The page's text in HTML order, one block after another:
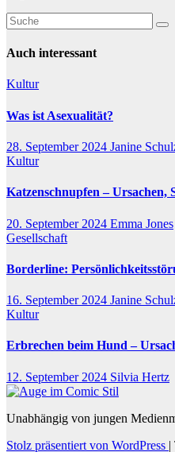
Auch interessant
Kultur
Was ist Asexualität?
28. September 2024 Janine
Kultur
Katzenschnupfen – Ursachen,
20. September 2024 Emma Jones
Gesellschaft
Borderline:
16. September 2024 Janine
Kultur
Erbrechen beim Hund –
12. September 2024 Silvia Hertz
Unabhängig von jungen
Stolz präsentiert von WordPress |